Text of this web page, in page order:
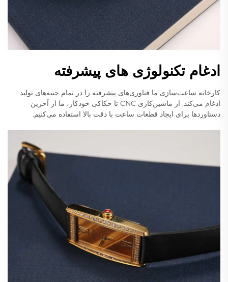
ادغام تکنولوژی های پیشرفته
کارخانه ساعت‌سازی ما فناوری‌های پیشرفته را در تمام جنبه‌های تولید
ادغام می‌کند. از ماشین‌کاری CNC تا حکاکی خودکار، ما از آخرین
دستاوردها برای ایجاد قطعات ساعت با دقت بالا استفاده می‌کنیم.